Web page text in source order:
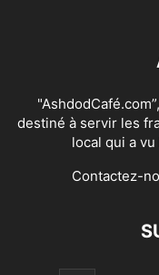
destiné à servir les
local qui a
Contactez-